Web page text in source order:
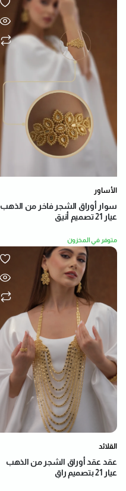
الأساور
سوار أوراق الشجر فاخر من الذهب
عيار 21 تصميم أنيق
متوفر في المخزون
القلائد
عقد عقد أوراق الشجر من الذهب
عيار 21 بتصميم راقٍ